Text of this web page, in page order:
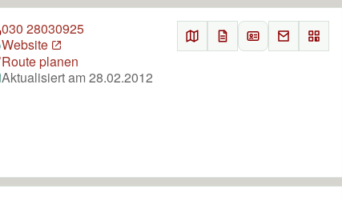
030 28030925
Website
Route planen
Aktualisiert am 28.02.2012